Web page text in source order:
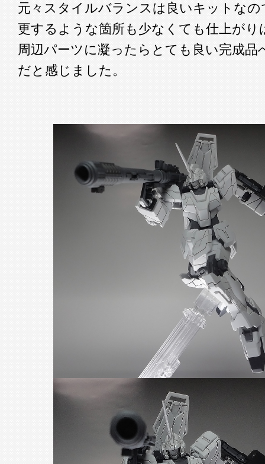
元々スタイルバランスは良いキットな
更するような箇所も少なくても仕上がり
周辺パーツに凝ったらとても良い完成品
だと感じました。